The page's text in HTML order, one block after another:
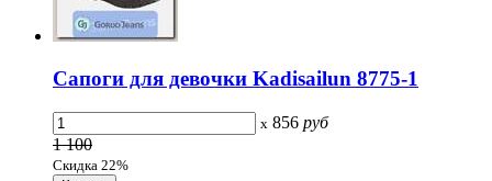
Сапоги для девочки Kadisailun 8775-1
x 856 руб
1 100
Скидка 22%